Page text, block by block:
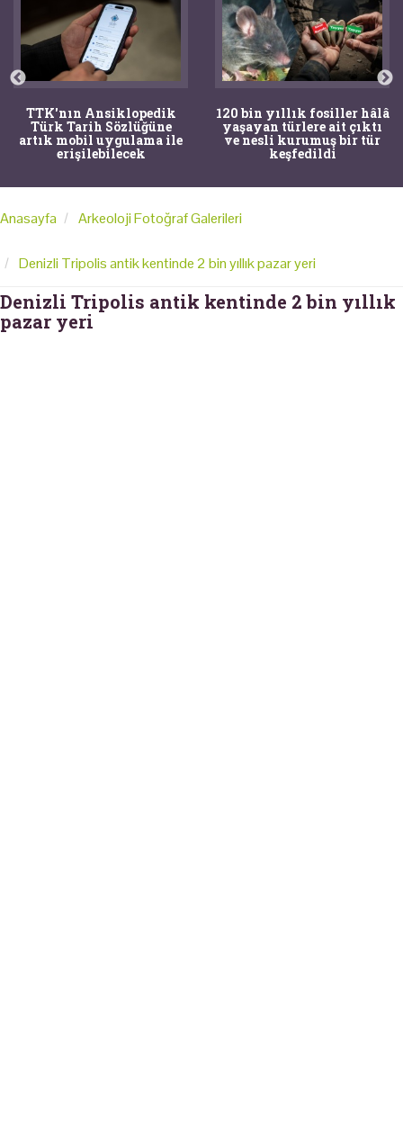
TTK'nın Ansiklopedik
Türk Tarih Sözlüğüne
artık mobil uygulama ile
erişilebilecek
120 bin yıllık fosiller hâlâ
yaşayan türlere ait çıktı
ve nesli kurumuş bir tür
keşfedildi
Anasayfa Arkeoloji Fotoğraf Galerileri
Denizli Tripolis antik kentinde 2 bin yıllık pazar yeri
Denizli Tripolis antik kentinde 2 bin yıllık
pazar yeri